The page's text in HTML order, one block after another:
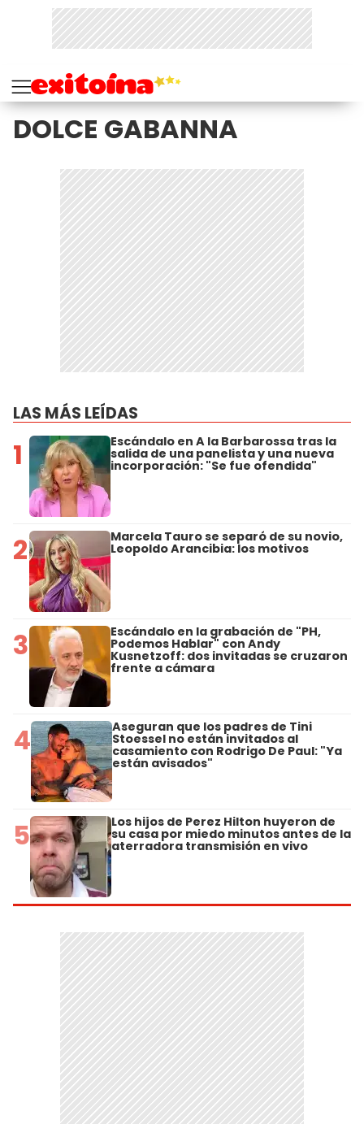
DOLCE GABANNA
LAS MÁS LEÍDAS
1 Escándalo en A la Barbarossa tras la
salida de una panelista y una nueva
incorporación: "Se fue ofendida"
2 Marcela Tauro se separó de su novio,
Leopoldo Arancibia: los motivos
3 Escándalo en la grabación de "PH,
Podemos Hablar" con Andy
Kusnetzoff: dos invitadas se cruzaron
frente a cámara
4 Aseguran que los padres de Tini
Stoessel no están invitados al
casamiento con Rodrigo De Paul: "Ya
están avisados"
5 Los hijos de Perez Hilton huyeron de
su casa por miedo minutos antes de la
aterradora transmisión en vivo